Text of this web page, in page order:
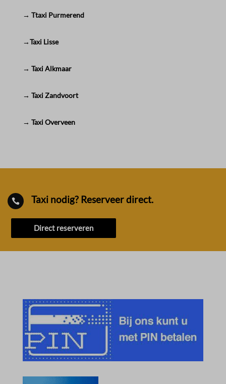
→ Ttaxi Purmerend
→Taxi Lisse
→ Taxi Alkmaar
→ Taxi Zandvoort
→ Taxi Overveen
 Taxi nodig? Reserveer direct.
Direct reserveren